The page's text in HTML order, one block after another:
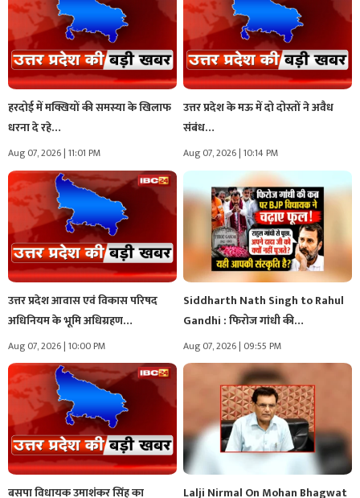
हरदोई में मक्खियों की समस्या के खिलाफ
धरना दे रहे…
Aug 07, 2026 | 11:01 PM
उत्तर प्रदेश के मऊ में दो दोस्तों ने अवैध
संबंध…
Aug 07, 2026 | 10:14 PM
उत्तर प्रदेश आवास एवं विकास परिषद
अधिनियम के भूमि अधिग्रहण…
Aug 07, 2026 | 10:00 PM
Siddharth Nath Singh to Rahul
Gandhi : फिरोज गांधी की…
Aug 07, 2026 | 09:55 PM
बसपा विधायक उमाशंकर सिंह का Lalji Nirmal On Mohan Bhagwat